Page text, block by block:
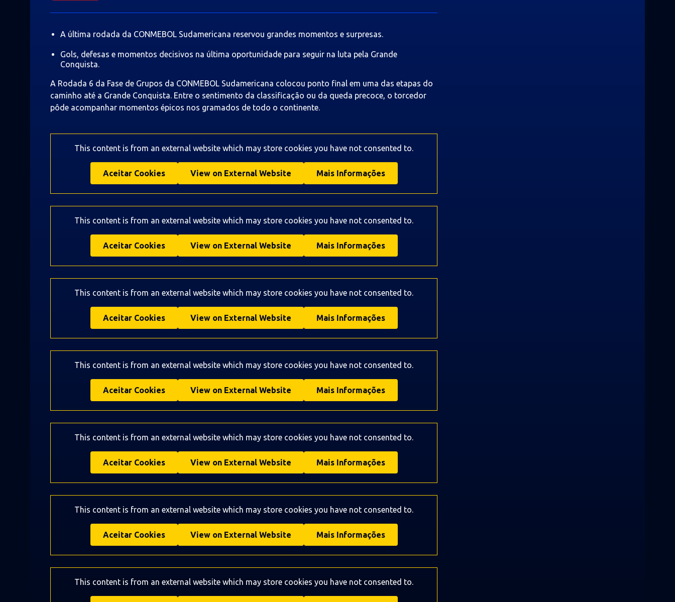
A última rodada da CONMEBOL Sudamericana reservou grandes momentos e surpresas.
Gols, defesas e momentos decisivos na última oportunidade para seguir na luta pela Grande
Conquista.
A Rodada 6 da Fase de Grupos da CONMEBOL Sudamericana colocou ponto final em uma das etapas do
caminho até a Grande Conquista. Entre o sentimento da classificação ou da queda precoce, o torcedor
pôde acompanhar momentos épicos nos gramados de todo o continente.
This content is from an external website which may store cookies you have not consented to.
Aceitar Cookies View on External Website Mais Informações
This content is from an external website which may store cookies you have not consented to.
Aceitar Cookies View on External Website Mais Informações
This content is from an external website which may store cookies you have not consented to.
Aceitar Cookies View on External Website Mais Informações
This content is from an external website which may store cookies you have not consented to.
Aceitar Cookies View on External Website Mais Informações
This content is from an external website which may store cookies you have not consented to.
Aceitar Cookies View on External Website Mais Informações
This content is from an external website which may store cookies you have not consented to.
Aceitar Cookies View on External Website Mais Informações
This content is from an external website which may store cookies you have not consented to.